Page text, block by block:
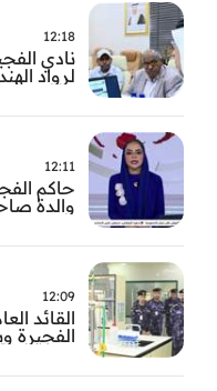
12:18
نادي
لرواد
12:11
حاكم
والدة
12:09
القائد
الفجيرة